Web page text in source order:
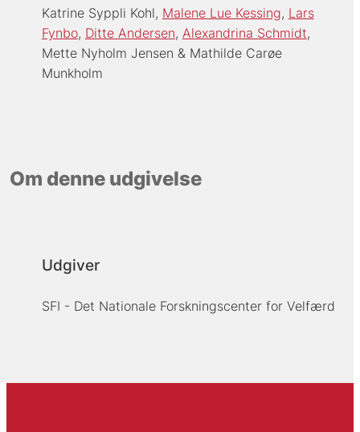
Katrine Syppli Kohl Malene Lue Kessing Lars
Fynbo Ditte Andersen Alexandrina Schmidt
Mette Nyholm Jensen
Mathilde Carøe
Munkholm
Om denne udgivelse
Udgiver
SFI - Det Nationale Forskningscenter for Velfærd